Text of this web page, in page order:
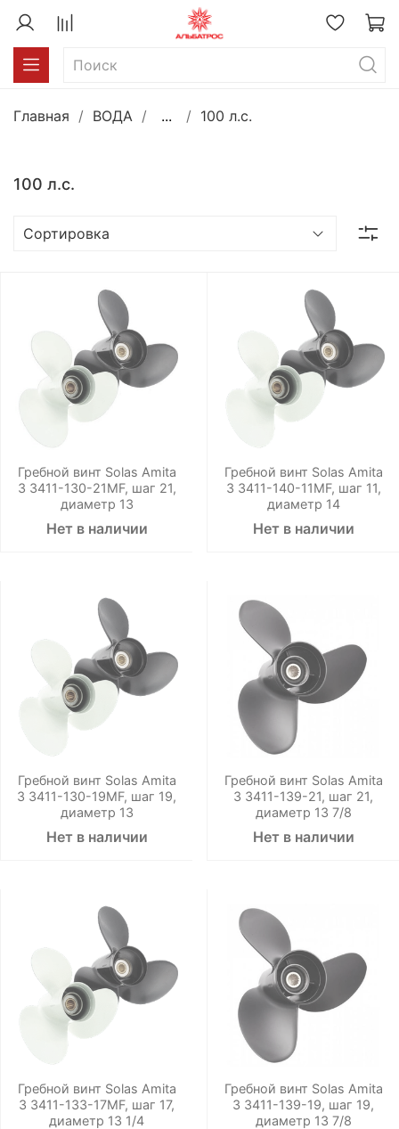
Главная ВОДА ... 100 л.с.
100 л.с.
Гребной винт Solas Amita
3 3411-130-21MF, шаг 21,
диаметр 13
Нет в наличии
Гребной винт Solas Amita
3 3411-140-11MF, шаг 11,
диаметр 14
Нет в наличии
Гребной винт Solas Amita
3 3411-130-19MF, шаг 19,
диаметр 13
Нет в наличии
Гребной винт Solas Amita
3 3411-139-21, шаг 21,
диаметр 13 7/8
Нет в наличии
Гребной винт Solas Amita
3 3411-133-17MF, шаг 17,
диаметр 13 1/4
Гребной винт Solas Amita
3 3411-139-19, шаг 19,
диаметр 13 7/8